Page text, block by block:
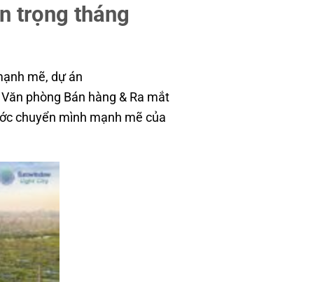
trọng tháng
mẽ, dự án
phòng Bán hàng & Ra mắt
chuyển mình mạnh mẽ của